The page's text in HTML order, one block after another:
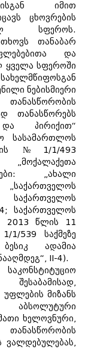
იმით
ცხოვრების
სფეროს.
თანაბარ
და
ყველა სფეროში
ნებისმიერი
თანასწორობის
თანასწორებს
პირიქით“
სასამართლოს
№1/1/493
„მოქალაქეთა
„ახალი
საქართველოს
2013 წლის 11
1/539 საქმეზე
ადამია
II-4).
მიზანს
ხელოვნური,
ვალდებულებას,